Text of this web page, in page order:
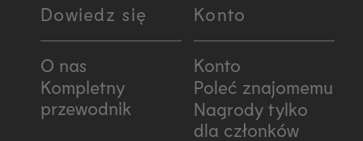
Dowiedz się
O nas
Kompletny
przewodnik
Konto
Konto
Poleć znajomemu
Nagrody tylko
dla członków